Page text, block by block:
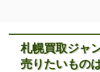
札幌買取ジャ
売りたいもの